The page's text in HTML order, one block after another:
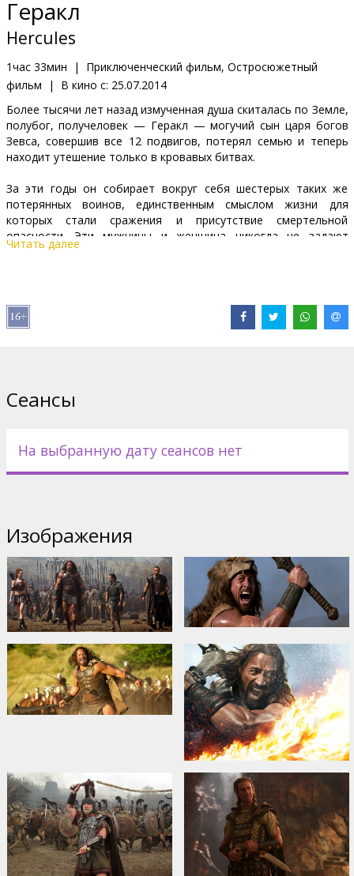
Клуб
Геракл
Hercules
1час 33мин |
Приключенческий фильм, Остросюжетный
фильм
| В кино с: 25.07.2014
Более тысячи лет назад измученная душа скиталась по Земле,
полубог, получеловек — Геракл — могучий сын царя богов
Зевса, совершив все 12 подвигов, потерял семью и теперь
находит утешение только в кровавых битвах.
За эти годы он собирает вокруг себя шестерых таких же
потерянных воинов, единственным смыслом жизни для
которых стали сражения и присутствие смертельной
опасности. Эти мужчины и женщина никогда не задают
вопрос, где, почему или с кем они идут сражаться; только,
Геракл начинает сомневаться в намерениях Котиса, когда тот
армию от похода на Грецию, а, быть может, и на сам Олимп…
русском языках.
Фильм в формате 3D.
Дистрибьютор: Forum Cinemas, SIA
Pежиссер : Brett Ratner
В ролях: Dwayne Johnson,Ian McShane,John Hurt,Rufus Sewell
Joseph Fiennes
Сайты: IMDB,Официальный сайт,Facebook
Читать далее
Сеансы
На выбранную дату сеансов нет
Изображения